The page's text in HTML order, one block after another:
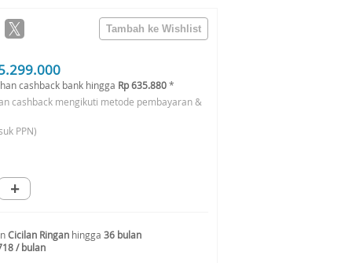
cashback bank hingga Rp 635.880*
cashback mengikuti metode pembayaran &
PPN)
+
Cicilan Ringan hingga 36 bulan
/ bulan